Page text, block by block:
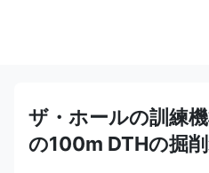
ザ・ホールの訓練
の100m DTHの掘